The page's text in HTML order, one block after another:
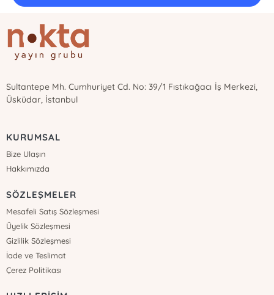
Sultantepe Mh. Cumhuriyet Cd. No: 39/1 Fıstıkağacı İş Merkezi,
Üsküdar, İstanbul
KURUMSAL
Bize Ulaşın
Hakkımızda
SÖZLEŞMELER
Mesafeli Satış Sözleşmesi
Üyelik Sözleşmesi
Gizlilik Sözleşmesi
İade ve Teslimat
Çerez Politikası